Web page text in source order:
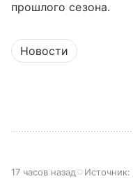
прошлого сезона.
Новости
17 часов назад Источник: